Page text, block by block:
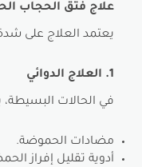
علاج فتق الحجاب
يعتمد العلاج على شدة
1. العلاج الدوائي
في الحالات
مضادات الحموضة.
أدوية تقليل إفراز